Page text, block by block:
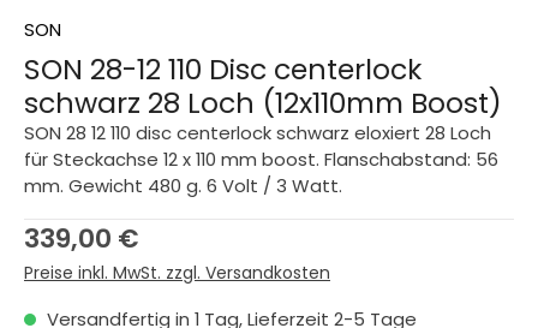
SON
SON 28-12 110 Disc centerlock
schwarz 28 Loch (12x110mm Boost)
SON 28 12 110 disc centerlock schwarz eloxiert 28 Loch
für Steckachse 12 x 110 mm boost. Flanschabstand: 56
mm. Gewicht 480 g. 6 Volt / 3 Watt.
Regulärer Preis:
339,00 €
Preise inkl. MwSt. zzgl. Versandkosten
Versandfertig in 1 Tag, Lieferzeit 2-5 Tage